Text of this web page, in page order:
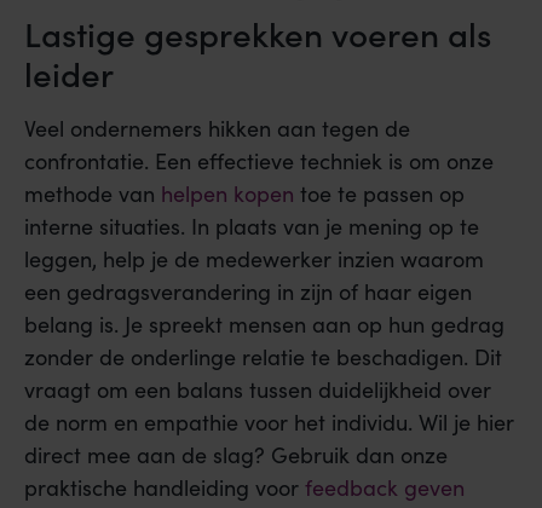
Lastige gesprekken voeren als
leider
Veel ondernemers hikken aan tegen de
confrontatie. Een effectieve techniek is om onze
methode van helpen kopen toe te passen op
interne situaties. In plaats van je mening op te
leggen, help je de medewerker inzien waarom
een gedragsverandering in zijn of haar eigen
belang is. Je spreekt mensen aan op hun gedrag
zonder de onderlinge relatie te beschadigen. Dit
vraagt om een balans tussen duidelijkheid over
de norm en empathie voor het individu. Wil je hier
direct mee aan de slag? Gebruik dan onze
praktische handleiding voor feedback geven